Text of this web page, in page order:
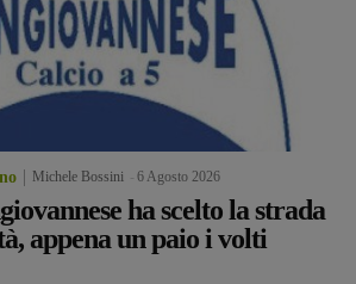
Michele Bossini 6 Agosto 2026
ha scelto la strada
appena un paio i volti